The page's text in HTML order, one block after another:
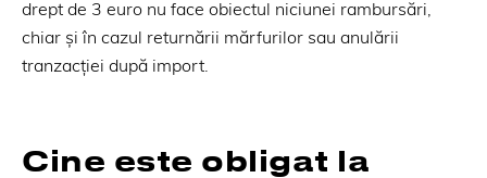
drept de 3 euro nu face obiectul niciunei rambursări,
chiar și în cazul returnării mărfurilor sau anulării
tranzacției după import.
Cine este obligat la